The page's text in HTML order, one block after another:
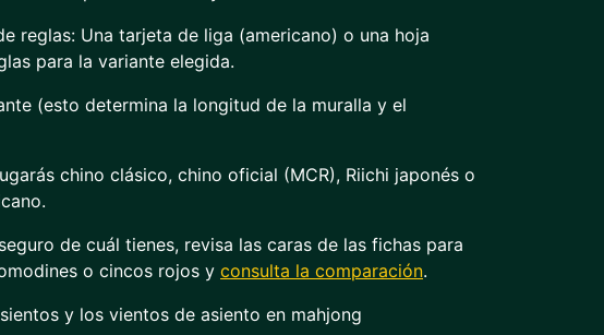
reglas: Una tarjeta de liga (americano) o una hoja
para la variante elegida.
(esto determina la longitud de la muralla y el
chino clásico, chino oficial (MCR), Riichi japonés o
de cuál tienes, revisa las caras de las fichas para
o cincos rojos y consulta la comparación.
y los vientos de asiento en mahjong